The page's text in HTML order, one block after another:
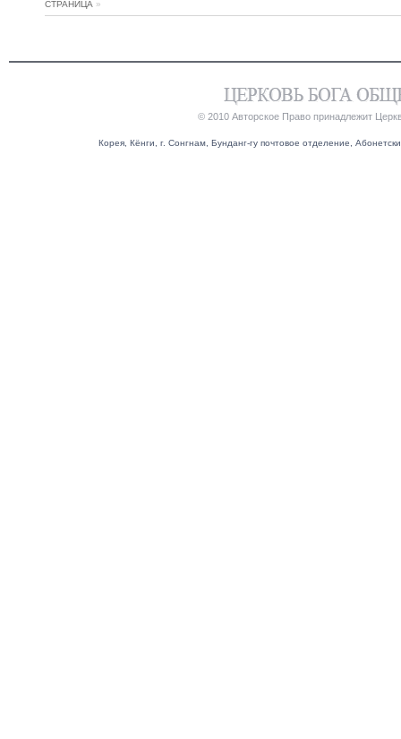
СТРАНИЦА »
© 2010 Авторское Право принадлежит
Корея, Кёнги, г. Сонгнам, Бунданг-гу почтовое отделение,